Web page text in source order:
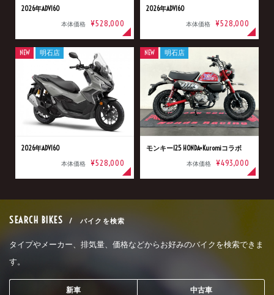
2026年ADV160
本体価格 ¥528,000
2026年ADV160
本体価格 ¥528,000
2026年ADV160
本体価格 ¥528,000
NEW 明石店
モンキー125 HONDA×Kuromiコラボ
本体価格 ¥493,000
NEW 明石店
SEARCH BIKES / バイクを検索
タイプやメーカー、排気量、価格などからお好みのバイクを検索できま
す。
新車 中古車